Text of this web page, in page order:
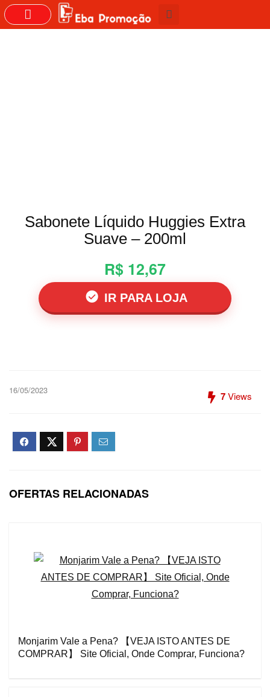
Sabonete Líquido Huggies Extra
Suave – 200ml
R$ 12,67
IR PARA LOJA
16/05/2023 7Views
OFERTAS RELACIONADAS
Monjarim Vale a Pena? 【VEJA ISTO ANTES DE
COMPRAR】 Site Oficial, Onde Comprar, Funciona?